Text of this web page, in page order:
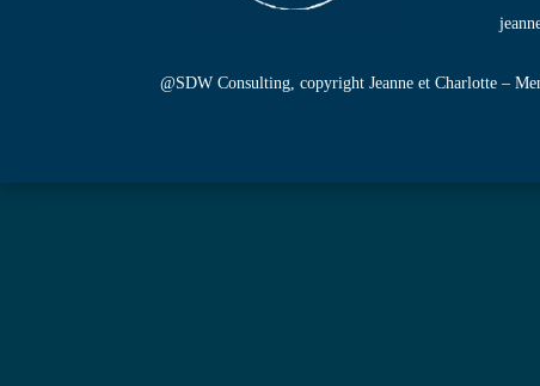
@SDW Consulting , copyright Jeanne et Charlotte –